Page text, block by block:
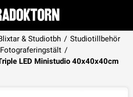
& Studiotbh / Studiotillbehör
Fotograferingstält /
LED Ministudio 40x40x40cm